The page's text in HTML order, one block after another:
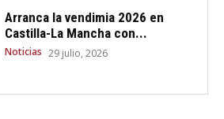
Arranca la vendimia 2026 en
Castilla-La Mancha con...
Noticias 29 julio, 2026